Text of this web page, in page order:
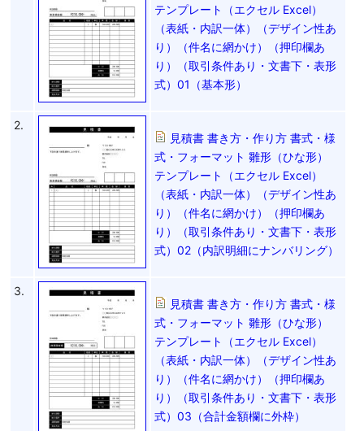
テンプレート（エクセル Excel）
（表紙・内訳一体）（デザイン性あ
り）（件名に網かけ）（押印欄あ
り）（取引条件あり・文書下・表形
式）01（基本形）
2.
見積書 書き方・作り方 書式・様
式・フォーマット 雛形（ひな形）
テンプレート（エクセル Excel）
（表紙・内訳一体）（デザイン性あ
り）（件名に網かけ）（押印欄あ
り）（取引条件あり・文書下・表形
式）02（内訳明細にナンバリング）
3.
見積書 書き方・作り方 書式・様
式・フォーマット 雛形（ひな形）
テンプレート（エクセル Excel）
（表紙・内訳一体）（デザイン性あ
り）（件名に網かけ）（押印欄あ
り）（取引条件あり・文書下・表形
式）03（合計金額欄に外枠）